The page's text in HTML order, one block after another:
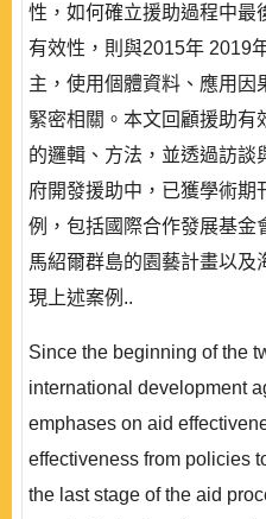
性，如何確立援助過程中
有效性，則與2015年 2019
主，使用個體資料、應用因
緊密相關。本文回顧援助有
的邏輯、方法，並透過訪談
府開發援助中，已獲學術期
例，包括國際合作發展基金
馬紹爾群島的園藝計畫以
現上述案例..
Since the beginning of the
international development
emphases on aid
effectiveness from policies
the last stage of the aid